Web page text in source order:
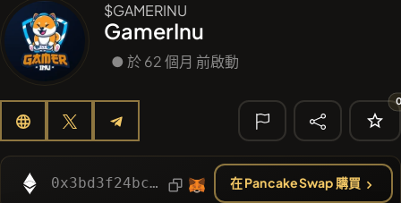
PERFI PEEFITOKEN
#1107
🔎 最近的搜
尋
$GAMERINU
GamerInu
● 於 62 個月 前啟動
0x3bd3f24bc1f6fd9ffebd72646ad0f657e1e8c7ce 在 PancakeSwap 購買